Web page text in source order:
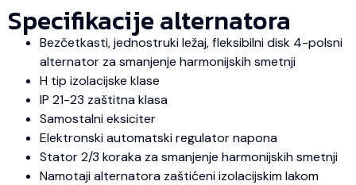
Specifikacije alternatora
Bezčetkasti, jednostruki ležaj, fleksibilni disk 4-polsni
alternator za smanjenje harmonijskih smetnji
H tip izolacijske klase
IP 21-23 zaštitna klasa
Samostalni eksiciter
Elektronski automatski regulator napona
Stator 2/3 koraka za smanjenje harmonijskih smetnji
Namotaji alternatora zaštićeni izolacijskim lakom